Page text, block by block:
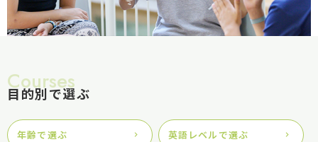
Courses
目的別で選ぶ
年齢で選ぶ 英語レベルで選ぶ